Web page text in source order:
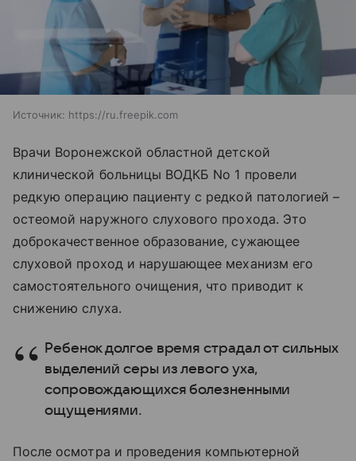
Источник: https://ru.freepik.com
Врачи Воронежской областной детской
клинической больницы ВОДКБ No 1 провели
редкую операцию пациенту с редкой патологией –
остеомой наружного слухового прохода. Это
доброкачественное образование, сужающее
слуховой проход и нарушающее механизм его
самостоятельного очищения, что приводит к
снижению слуха.
Ребенок долгое время страдал от сильных
выделений серы из левого уха,
сопровождающихся болезненными
ощущениями.
После осмотра и проведения компьютерной